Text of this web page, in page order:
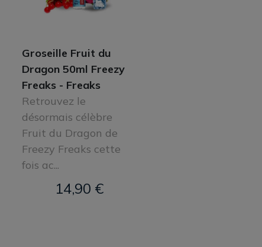
Groseille Fruit du
Dragon 50ml Freezy
Freaks - Freaks
Retrouvez le
désormais célèbre
Fruit du Dragon de
Freezy Freaks cette
fois ac...
14,90 €